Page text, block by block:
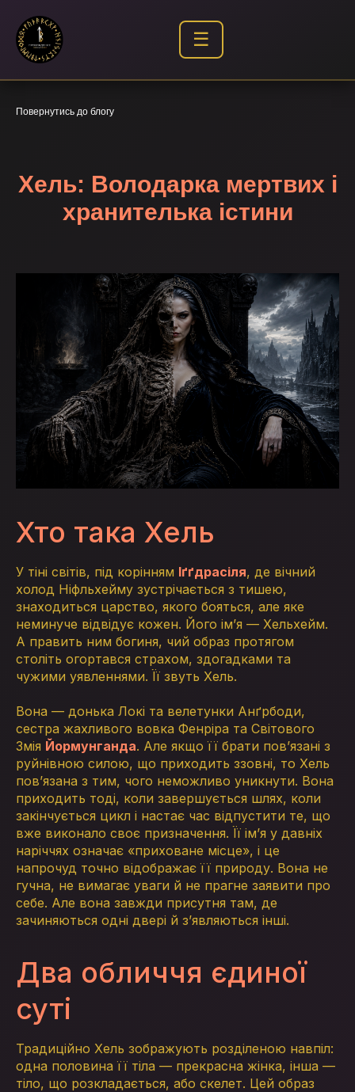
☰
Повернутись до блогу
Хель: Володарка мертвих і
хранителька істини
Хто така Хель
У тіні світів, під корінням Іґґдрасіля, де вічний
холод Ніфльхейму зустрічається з тишею,
знаходиться царство, якого бояться, але яке
неминуче відвідує кожен. Його ім’я — Хельхейм.
А править ним богиня, чий образ протягом
століть огортався страхом, здогадками та
чужими уявленнями. Її звуть Хель.
Вона — донька Локі та велетунки Анґрбоди,
сестра жахливого вовка Фенріра та Світового
Змія Йормунганда. Але якщо її брати пов’язані з
руйнівною силою, що приходить ззовні, то Хель
пов’язана з тим, чого неможливо уникнути. Вона
приходить тоді, коли завершується шлях, коли
закінчується цикл і настає час відпустити те, що
вже виконало своє призначення. Її ім’я у давніх
наріччях означає «приховане місце», і це
напрочуд точно відображає її природу. Вона не
гучна, не вимагає уваги й не прагне заявити про
себе. Але вона завжди присутня там, де
зачиняються одні двері й з’являються інші.
Два обличчя єдиної
суті
Традиційно Хель зображують розділеною навпіл:
одна половина її тіла — прекрасна жінка, інша —
тіло, що розкладається, або скелет. Цей образ